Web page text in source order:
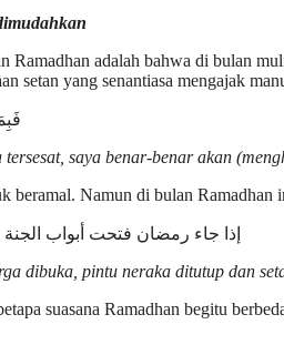
Ramadhan adalah bahwa di bulan
setan yang senantiasa mengajak
saya benar-benar akan
beramal. Namun di bulan
إذا جاء رمضان فتحت أبواب
dibuka, pintu neraka ditutup dan
suasana Ramadhan begitu